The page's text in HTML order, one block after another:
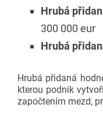
Hrubá
300 000 eur
Hrubá
Hrubá přidaná
kterou podnik
započtením mezd,